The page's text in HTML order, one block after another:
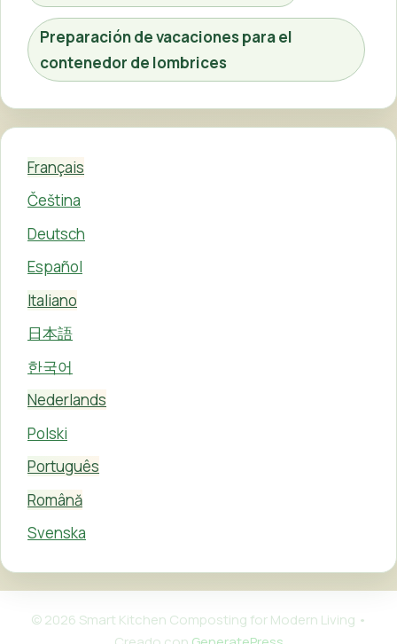
Preparación de vacaciones para el
contenedor de lombrices
Français
Čeština
Deutsch
Español
Italiano
日本語
한국어
Nederlands
Polski
Português
Română
Svenska
© 2026 Smart Kitchen Composting for Modern Living •